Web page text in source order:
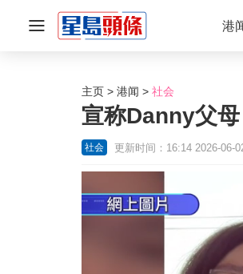
港
主页 港闻 社会
宣称Danny父
社会 更新时间：16:14 2026-06-